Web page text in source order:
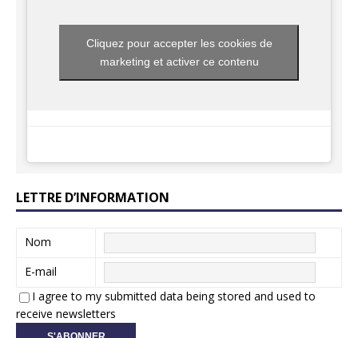
Cliquez pour accepter les cookies de
marketing et activer ce contenu
LETTRE D’INFORMATION
Nom
E-mail
I agree to my submitted data being stored and used to
receive newsletters